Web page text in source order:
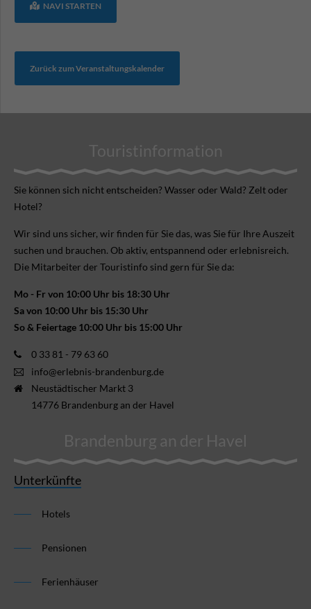
NAVI STARTEN
Zurück zum Veranstaltungskalender
Touristinformation
Sie können sich nicht ent­scheiden? Wasser oder Wald? Zelt oder
Hotel?
Wir sind uns sicher, wir finden für Sie das, was Sie für Ihre Aus­zeit
suchen und brauchen. Ob aktiv, ent­spannend oder erlebnis­reich.
Die Mitarbeiter der Touristinfo sind gern für Sie da:
Mo - Fr von 10:00 Uhr bis 18:30 Uhr
Sa von 10:00 Uhr bis 15:30 Uhr
So & Feiertage 10:00 Uhr bis 15:00 Uhr
0 33 81 - 79 63 60
info@erlebnis-brandenburg.de
Neustädtischer Markt 3
14776 Brandenburg an der Havel
Brandenburg an der Havel
Unterkünfte
Hotels
Pensionen
Ferienhäuser